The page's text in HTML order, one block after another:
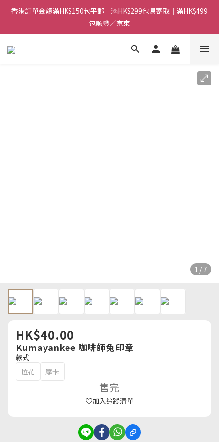
香港訂單金額滿HK$150包平郵｜滿HK$299包易寄取｜滿HK$499
包順豐／京東
香港訂單金額滿HK$150包平郵｜滿HK$299包易寄取｜滿HK$499
包順豐／京東
【網店限定！】指定清貨商品每消費HK$100即享購物金HK$50回
香港訂單金額滿HK$150包平郵｜滿HK$299包易寄取｜滿HK$499
1 / 7
HK$40.00
Kumayankee 咖啡師兔印章
款式
拉花
摩卡
售完
加入追蹤清單